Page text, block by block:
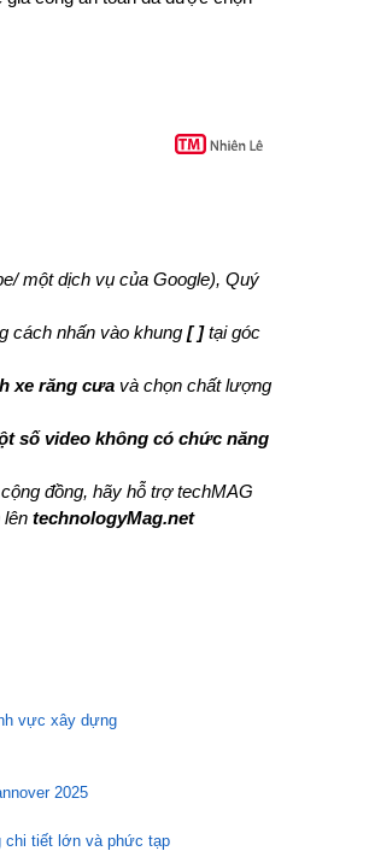
một dịch vụ của Google), Quý
cách nhấn vào khung [ ]tại góc
xe răng cưa và chọn chất lượng
số video không có chức năng
đồng, hãy hỗ trợ techMAG
lên technologyMag.net
vực xây dựng
2025
chi tiết lớn và phức tạp